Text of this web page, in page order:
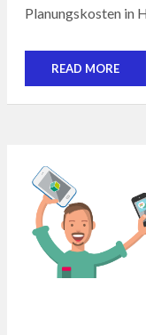
Planungskosten in
READ MORE